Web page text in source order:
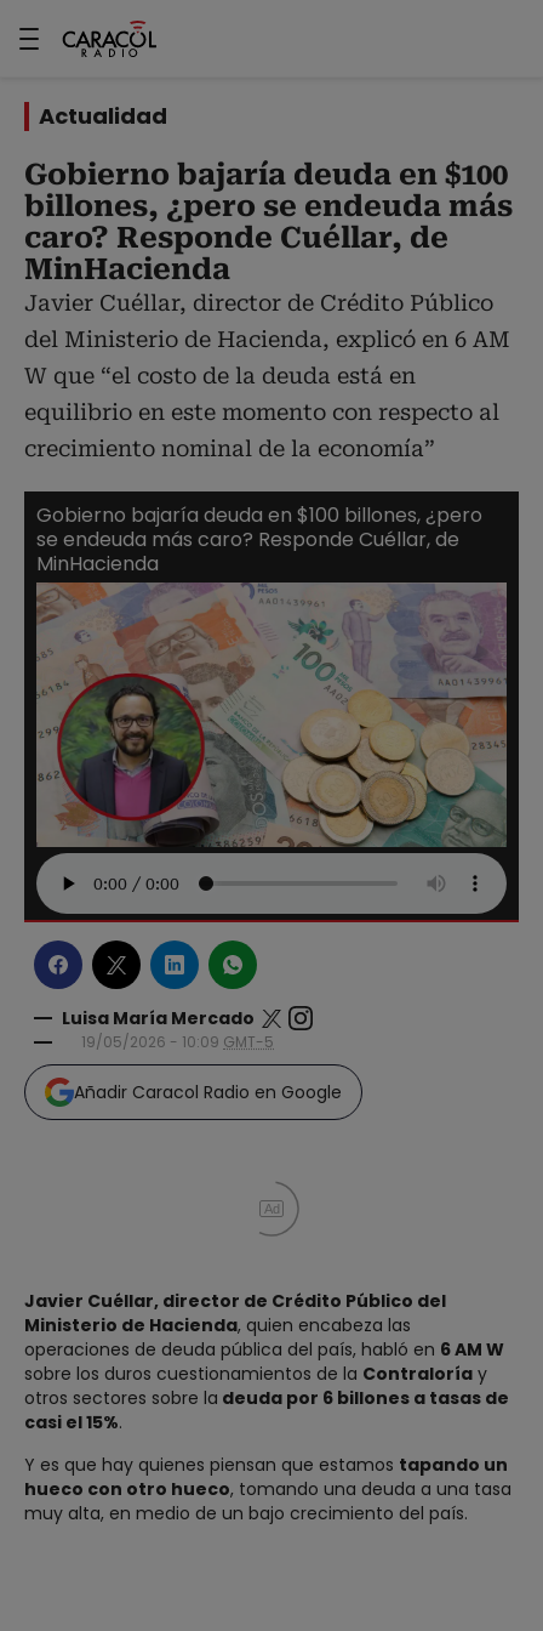
Actualidad
Gobierno bajaría deuda en $100
billones, ¿pero se endeuda más
caro? Responde Cuéllar, de
MinHacienda
Javier Cuéllar, director de Crédito Público
del Ministerio de Hacienda, explicó en 6 AM
W que “el costo de la deuda está en
equilibrio en este momento con respecto al
crecimiento nominal de la economía”
Gobierno bajaría deuda en $100 billones, ¿pero
se endeuda más caro? Responde Cuéllar, de
MinHacienda
Luisa María Mercado
19/05/2026 - 10:09 GMT-5
Añadir Caracol Radio en Google
Ad
Javier Cuéllar, director de Crédito Público del
Ministerio de Hacienda, quien encabeza las
operaciones de deuda pública del país, habló en 6 AM W
sobre los duros cuestionamientos de la Contraloría y
otros sectores sobre la deuda por 6 billones a tasas de
casi el 15%.
Y es que hay quienes piensan que estamos tapando un
hueco con otro hueco, tomando una deuda a una tasa
muy alta, en medio de un bajo crecimiento del país.